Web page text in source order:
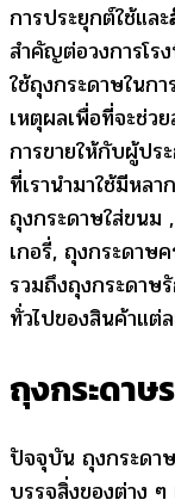
การประยุกต์ใช้และ
สำคัญต่อวงการโ
ใช้ถุงกระดาษในก
เหตุผลเพื่อที่จะช่ว
การขายให้กับผู้ปร
ที่เรานำมาใช้มีหล
ถุงกระดาษใส่ขนม
เกอรี่, ถุงกระดาษ
รวมถึงถุงกระดา
ทั่วไปของสินค้าแต่
ถุงกระดาษ
ปัจจุบัน ถุงกระดา
บรรจุสิ่งของต่าง